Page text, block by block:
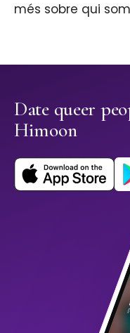
més sobre qui
Date queer
Himoon